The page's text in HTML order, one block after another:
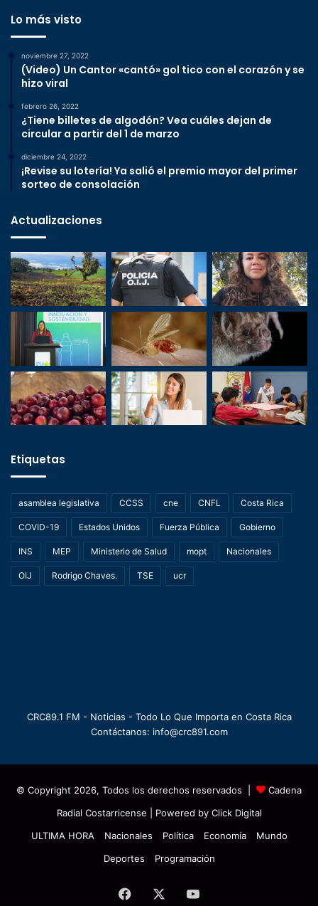
Lo más visto
noviembre 27, 2022
(Video) Un Cantor «cantó» gol tico con el corazón y se
hizo viral
febrero 26, 2022
¿Tiene billetes de algodón? Vea cuáles dejan de
circular a partir del 1 de marzo
diciembre 24, 2022
¡Revise su lotería! Ya salió el premio mayor del primer
sorteo de consolación
Actualizaciones
Etiquetas
asamblea legislativa CCSS cne CNFL Costa Rica
COVID-19 Estados Unidos Fuerza Pública Gobierno
INS MEP Ministerio de Salud mopt Nacionales
OIJ Rodrigo Chaves. TSE ucr
CRC89.1 FM - Noticias - Todo Lo Que Importa en Costa Rica
Contáctanos: info@crc891.com
© Copyright 2026, Todos los derechos reservados |
Cadena
Radial Costarricense | Powered by Click Digital
ULTIMA HORA
Nacionales Política Economía
Mundo
Deportes
Programación
Facebook YouTube